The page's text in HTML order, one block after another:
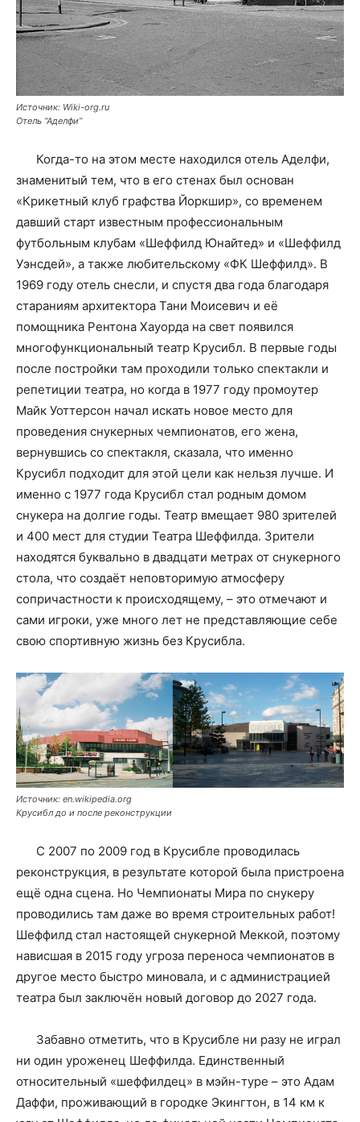
Источник: Wiki-org.ru
Отель “Аделфи”
Когда-то на этом месте находился отель Аделфи,
знаменитый тем, что в его стенах был основан
«Крикетный клуб графства Йоркшир», со временем
давший старт известным профессиональным
футбольным клубам «Шеффилд Юнайтед» и «Шеффилд
Уэнсдей», а также любительскому «ФК Шеффилд». В
1969 году отель снесли, и спустя два года благодаря
стараниям архитектора Тани Моисевич и её
помощника Рентона Хауорда на свет появился
многофункциональный театр Крусибл. В первые годы
после постройки там проходили только спектакли и
репетиции театра, но когда в 1977 году промоутер
Майк Уоттерсон начал искать новое место для
проведения снукерных чемпионатов, его жена,
вернувшись со спектакля, сказала, что именно
Крусибл подходит для этой цели как нельзя лучше. И
именно с 1977 года Крусибл стал родным домом
снукера на долгие годы. Театр вмещает 980 зрителей
и 400 мест для студии Театра Шеффилда. Зрители
находятся буквально в двадцати метрах от снукерного
стола, что создаёт неповторимую атмосферу
сопричастности к происходящему, – это отмечают и
сами игроки, уже много лет не представляющие себе
свою спортивную жизнь без Крусибла.
Источник: en.wikipedia.org
Крусибл до и после реконструкции
С 2007 по 2009 год в Крусибле проводилась
реконструкция, в результате которой была пристроена
ещё одна сцена. Но Чемпионаты Мира по снукеру
проводились там даже во время строительных работ!
Шеффилд стал настоящей снукерной Меккой, поэтому
нависшая в 2015 году угроза переноса чемпионатов в
другое место быстро миновала, и с администрацией
театра был заключён новый договор до 2027 года.
Забавно отметить, что в Крусибле ни разу не играл
ни один уроженец Шеффилда. Единственный
относительный «шеффилдец» в мэйн-туре – это Адам
Даффи, проживающий в городке Экингтон, в 14 км к